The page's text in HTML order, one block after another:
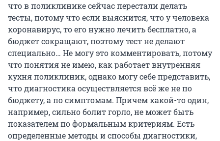
что в поликлинике сейчас перестали делать
тесты, потому что если выяснится, что у человека
коронавирус, то его нужно лечить бесплатно, а
бюджет сокращают, поэтому тест не делают
специально… Не могу это комментировать, потому
что понятия не имею, как работает внутренняя
кухня поликлиник, однако могу себе представить,
что диагностика осуществляется всё же не по
бюджету, а по симптомам. Причем какой-то один,
например, сильно болит горло, не может быть
показателем по формальным критериям. Есть
определенные методы и способы диагностики,